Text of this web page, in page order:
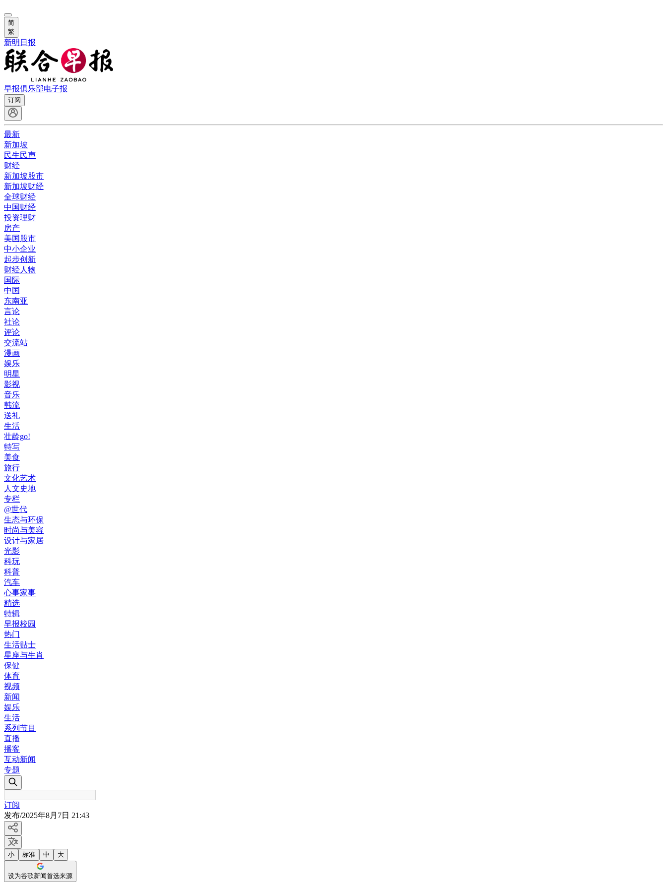
简
繁
新明日报
早报俱乐部电子报
订阅
最新
新加坡
民生民声
财经
新加坡股市
新加坡财经
全球财经
中国财经
投资理财
房产
美国股市
中小企业
起步创新
财经人物
国际
中国
东南亚
言论
社论
评论
交流站
漫画
娱乐
明星
影视
音乐
韩流
送礼
生活
壮龄go!
特写
美食
旅行
文化艺术
人文史地
专栏
@世代
生态与环保
时尚与美容
设计与家居
光影
科玩
科普
汽车
心事家事
精选
特辑
早报校园
热门
生活贴士
星座与生肖
保健
体育
视频
新闻
娱乐
生活
系列节目
直播
播客
互动新闻
专题
订阅
发布/2025年8月7日 21:43
小 标准 中 大
设为谷歌新闻首选来源